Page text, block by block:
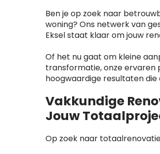
Ben je op zoek naar
woning? Ons netwerk van
Eksel staat klaar om jouw
Of het nu gaat om kleine
transformatie, onze ervaren
hoogwaardige resultaten
Vakkundige
Jouw
Op zoek naar